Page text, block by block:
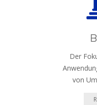
Der
von